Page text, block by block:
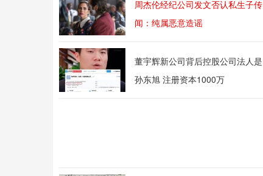
周杰伦经纪公司发文否认私生子传
闻：纯属恶意造谣
董宇辉新公司背后控股公司法人是
孙东旭 注册资本1000万